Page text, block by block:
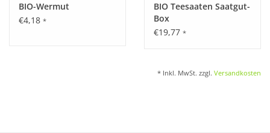
BIO-Wermut
€4,18 *
BIO Teesaaten Saatgut-
Box
€19,77 *
* Inkl. MwSt. zzgl. Versandkosten